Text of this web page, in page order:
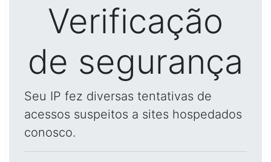
Verificação
de segurança
Seu IP fez diversas tentativas de
acessos suspeitos a sites hospedados
conosco.